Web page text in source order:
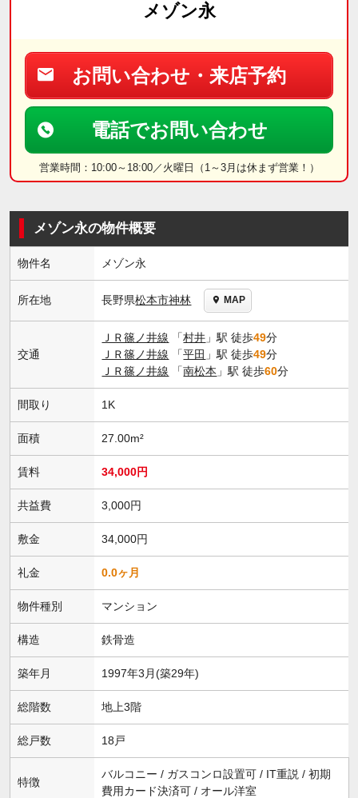
メゾン永
お問い合わせ・来店予約
電話でお問い合わせ
営業時間：10:00～18:00／火曜日（1～3月は休まず営業！）
メゾン永の物件概要
物件名 メゾン永
所在地 長野県松本市神林 MAP
交通
ＪＲ篠ノ井線 「村井 」駅 徒歩49分
ＪＲ篠ノ井線 「平田 」駅 徒歩49分
ＪＲ篠ノ井線 「南松本 」駅 徒歩60分
間取り 1K
面積 27.00m²
賃料 34,000円
共益費 3,000円
敷金 34,000円
礼金 0.0ヶ月
物件種別 マンション
構造 鉄骨造
築年月 1997年3月(築29年)
総階数 地上3階
総戸数 18戸
特徴
バルコニー / ガスコンロ設置可 / IT重説 / 初期
費用カード決済可 / オール洋室